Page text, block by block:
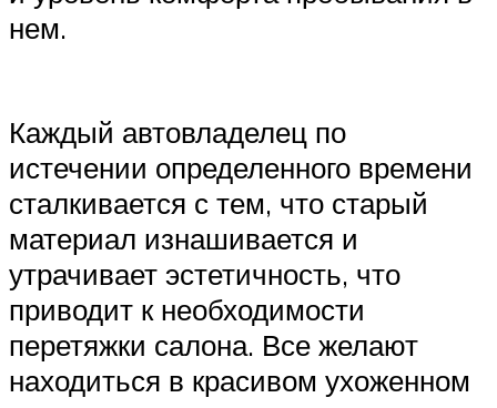
нем.
Каждый автовладелец по
истечении определенного времени
сталкивается с тем, что старый
материал изнашивается и
утрачивает эстетичность, что
приводит к необходимости
перетяжки салона. Все желают
находиться в красивом ухоженном